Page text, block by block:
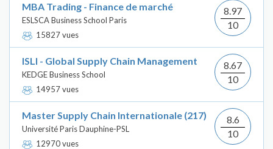
MBA Trading - Finance de marché
ESLSCA Business School Paris
15827 vues
8.97
10
ISLI - Global Supply Chain Management
KEDGE Business School
14957 vues
8.67
10
Master Supply Chain Internationale (217)
Université Paris Dauphine-PSL
12970 vues
8.6
10